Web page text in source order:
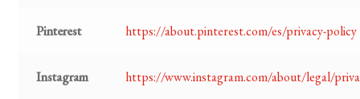
Pinterest https://about.pinterest.com/es/privacy-policy
Instagram https://www.instagram.com/about/legal/